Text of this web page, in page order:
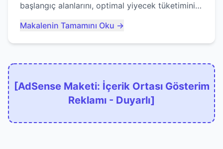
başlangıç alanlarını, optimal yiyecek tüketimini
kaçınacağınızı anlatıyor...
Makalenin Tamamını Oku →
[AdSense Maketi: İçerik Ortası Gösterim
Reklamı - Duyarlı]